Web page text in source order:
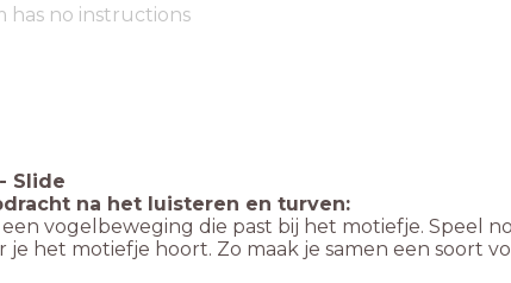
has no instructions
- Slide
na het luisteren en turven:
vogelbeweging die past bij het motiefje. Speel
je het motiefje hoort. Zo maak je samen een soort